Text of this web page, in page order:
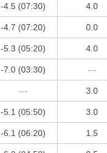
-4.5 (07:30) 4.0
-4.7 (07:20) 0.0
-5.3 (05:20) 4.0
-7.0 (03:30) ---
--- 3.0
-5.1 (05:50) 3.0
-6.1 (06:20) 1.5